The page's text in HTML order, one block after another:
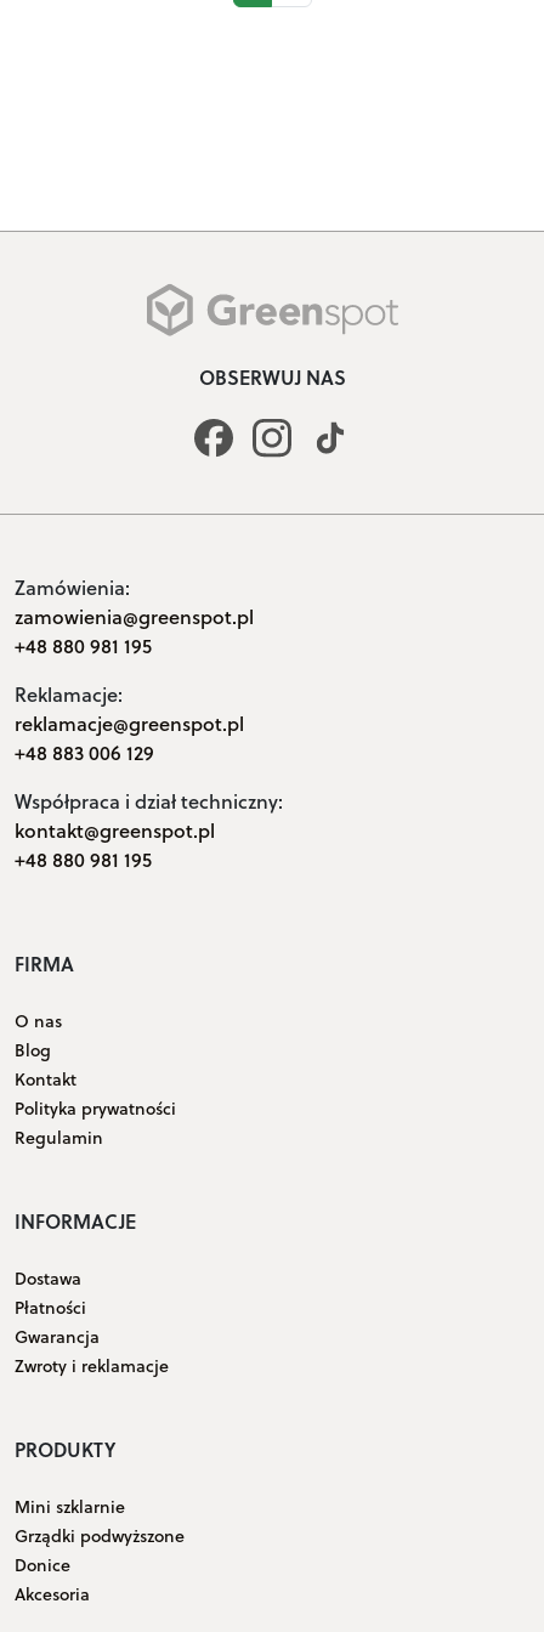
OBSERWUJ NAS
Zamówienia:
zamowienia@greenspot.pl
+48 880 981 195
Reklamacje:
reklamacje@greenspot.pl
+48 883 006 129
Współpraca i dział techniczny:
kontakt@greenspot.pl
+48 880 981 195
FIRMA
O nas
Blog
Kontakt
Polityka prywatności
Regulamin
INFORMACJE
Dostawa
Płatności
Gwarancja
Zwroty i reklamacje
PRODUKTY
Mini szklarnie
Grządki podwyższone
Donice
Akcesoria